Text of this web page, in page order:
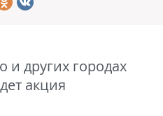
и других городах
акция